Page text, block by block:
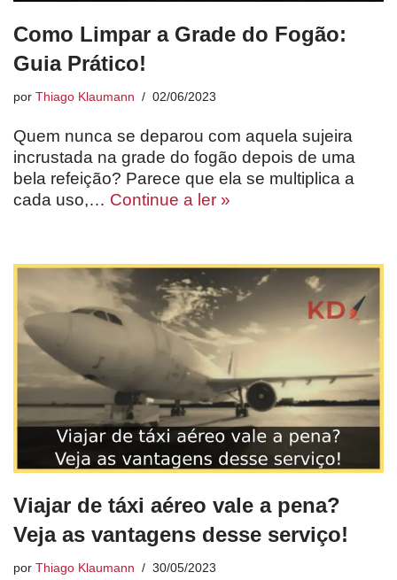
Como Limpar a Grade do Fogão:
Guia Prático!
por Thiago Klaumann 02/06/2023
Quem nunca se deparou com aquela sujeira
incrustada na grade do fogão depois de uma
bela refeição? Parece que ela se multiplica a
cada uso,… Continue a ler »
Viajar de táxi aéreo vale a pena?
Veja as vantagens desse serviço!
por Thiago Klaumann 30/05/2023